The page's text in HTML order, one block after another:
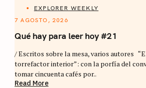
EXPLORER WEEKLY
7 AGOSTO, 2026
Qué hay para leer hoy #21
/ Escritos sobre la mesa, varios autores
torrefactor interior”: con la porfía del
tomar cincuenta cafés por..
Read More